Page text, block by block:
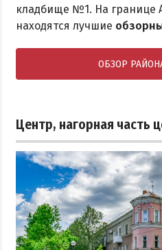
кладбище №1. На границе
находятся лучшие
ОБЗОР
Центр, нагорная часть